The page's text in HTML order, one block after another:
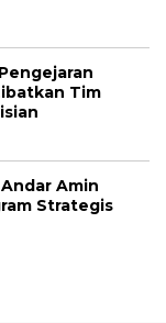
Tim
Amin
Strategis